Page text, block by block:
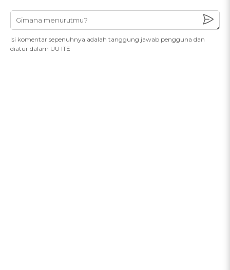
Isi komentar sepenuhnya adalah tanggung jawab pengguna dan
diatur dalam UU ITE